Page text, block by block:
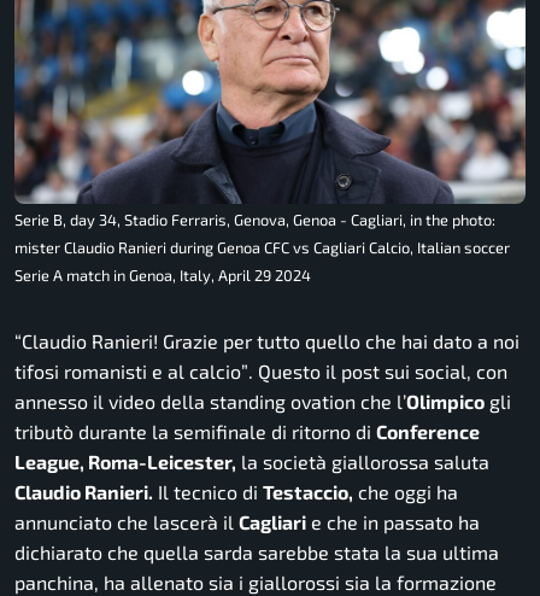
Serie B, day 34, Stadio Ferraris, Genova, Genoa - Cagliari, in the photo:
mister Claudio Ranieri during Genoa CFC vs Cagliari Calcio, Italian soccer
Serie A match in Genoa, Italy, April 29 2024
“Claudio Ranieri! Grazie per tutto quello che hai dato a noi
tifosi romanisti e al calcio”. Questo il post sui social, con
annesso il video della standing ovation che l’Olimpico gli
tributò durante la semifinale di ritorno di Conference
League, Roma-Leicester, la società giallorossa saluta
Claudio Ranieri. Il tecnico di Testaccio, che oggi ha
annunciato che lascerà il Cagliari e che in passato ha
dichiarato che quella sarda sarebbe stata la sua ultima
panchina, ha allenato sia i giallorossi sia la formazione